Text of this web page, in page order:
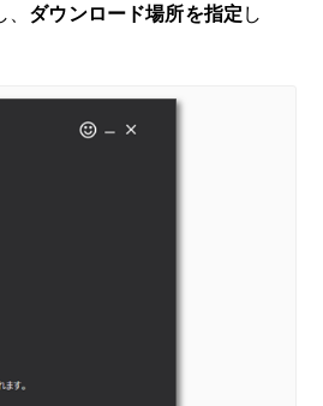
ダウンロード場所を指定 し